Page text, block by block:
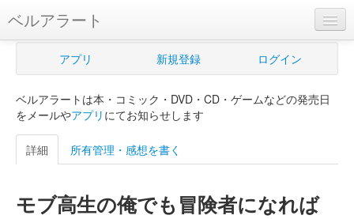
ベルアラート
ベルアラートとは
新規登録
ログイン
購入管理
アプリ 新規登録 ログイン
ベルアラートは本・コミック・DVD・CD・ゲームなどの発売日
をメールやアプリ にてお知らせします
詳細 所有管理・感想を書く
モブ高生の俺でも冒険者になれば